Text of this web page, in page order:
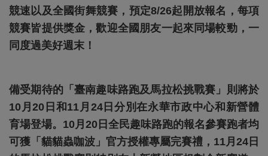
競速以及全國街舞競賽，預定8/26起開放報名，每項
競賽皆提供獎金，歡迎全國朋友一起來同場較勁，一
同度過美好週末！
備受期待的「臺南趣味路跑及馬拉松挑戰賽」則將於
10月20日和11月24日分別在永華市政中心和新營體
育場登場。10月20日全民趣味路跑的報名參賽跑者均
可獲「貓貓蟲咖波」官方授權專屬完賽禮，11月24日